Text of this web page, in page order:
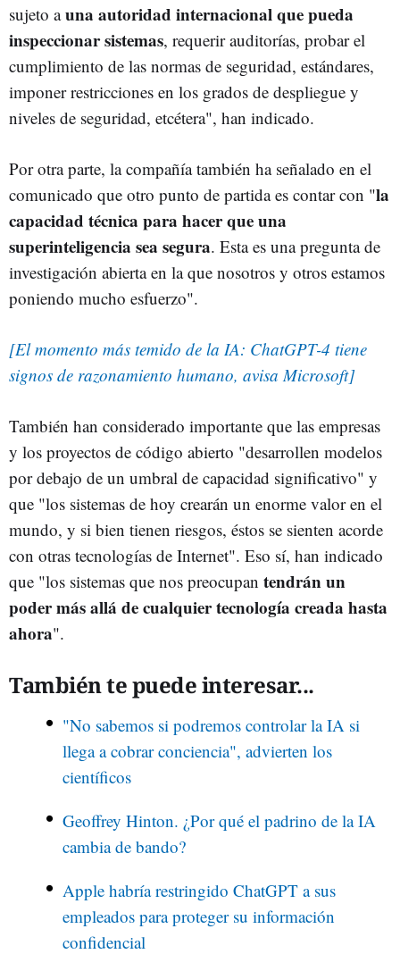
sujeto auna autoridad internacional que pueda
inspeccionar sistemas, requerir auditorías, probar el
cumplimiento de las normas de seguridad, estándares,
imponer restricciones en los grados de despliegue y
niveles de seguridad, etcétera", han indicado.
Por otra parte, la compañía también ha señalado en el
comunicado que otro punto de partida es contar con "la
capacidad técnica para hacer que una
superinteligencia sea segura. Esta es una pregunta de
investigación abierta en la que nosotros y otros estamos
poniendo mucho esfuerzo".
[El momento más temido de la IA: ChatGPT-4 tiene
signos de razonamiento humano, avisa Microsoft]
También han considerado importante que las empresas
y los proyectos de código abierto "desarrollen modelos
por debajo de un umbral de capacidad significativo" y
que "los sistemas de hoy crearán un enorme valor en el
mundo, y si bien tienen riesgos, éstos se sienten acorde
con otras tecnologías de Internet". Eso sí, han indicado
que "los sistemas que nos preocupan tendrán un
poder más allá de cualquier tecnología creada hasta
ahora".
También te puede interesar...
"No sabemos si podremos controlar la IA si
llega a cobrar conciencia", advierten los
científicos
Geoffrey Hinton. ¿Por qué el padrino de la IA
cambia de bando?
Apple habría restringido ChatGPT a sus
empleados para proteger su información
confidencial